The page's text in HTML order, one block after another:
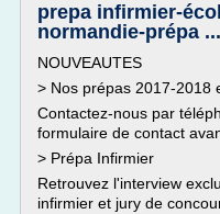
prepa infirmier-
normandie-prépa ...
NOUVEAUTES
> Nos prépas 2017-2018
Contactez-nous par
formulaire de contact
> Prépa Infirmier
Retrouvez l'interview
infirmier et jury de